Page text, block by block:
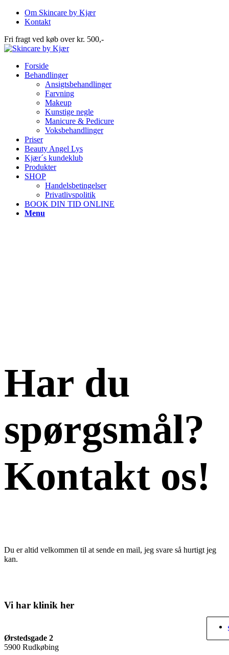
Om Skincare by Kjær
Kontakt
Fri fragt ved køb over kr. 500,-
Forside
Behandlinger
Ansigtsbehandlinger
Farvning
Makeup
Kunstige negle
Manicure & Pedicure
Voksbehandlinger
Priser
Beauty Angel Lys
Kjær´s kundeklub
Produkter
SHOP
Handelsbetingelser
Privatlivspolitik
BOOK DIN TID ONLINE
Menu
Har du
spørgsmål?
Kontakt os!
Du er altid velkommen til at sende en mail, jeg svare så hurtigt jeg
kan.
Vi har klinik her
Ørstedsgade 2
5900 Rudkøbing